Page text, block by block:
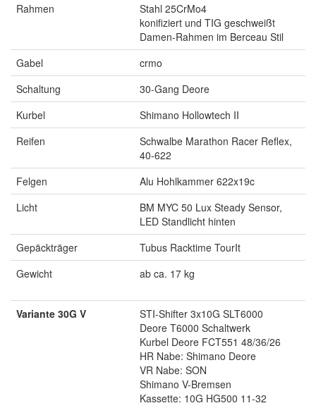
Rahmen
Stahl 25CrMo4
konifiziert und TIG geschweißt
Damen-Rahmen im Berceau Stil
Gabel
crmo
Schaltung
30-Gang Deore
Kurbel
Shimano Hollowtech II
Reifen
Schwalbe Marathon Racer Reflex,
40-622
Felgen
Alu Hohlkammer 622x19c
Licht
BM MYC 50 Lux Steady Sensor,
LED Standlicht hinten
Gepäckträger
Tubus Racktime TourIt
Gewicht
ab ca. 17 kg
Variante 30G V
STI-Shifter 3x10G SLT6000
Deore T6000 Schaltwerk
Kurbel Deore FCT551 48/36/26
HR Nabe: Shimano Deore
VR Nabe: SON
Shimano V-Bremsen
Kassette: 10G HG500 11-32